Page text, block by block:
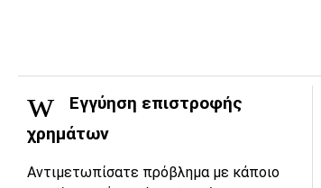
Εγγύηση επιστροφής
χρημάτων
Αντιμετωπίσατε πρόβλημα με κάποιο